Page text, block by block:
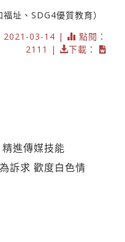
址、SDG4優質教育）
2021-03-14 |
點閱：
2111 |
下載：
進傳媒技能
訴求 歡度白色情